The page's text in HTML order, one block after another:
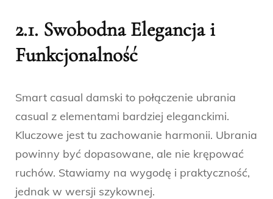
2.1. Swobodna Elegancja i
Funkcjonalność
Smart casual damski to połączenie ubrania
casual z elementami bardziej eleganckimi.
Kluczowe jest tu zachowanie harmonii. Ubrania
powinny być dopasowane, ale nie krępować
ruchów. Stawiamy na wygodę i praktyczność,
jednak w wersji szykownej.